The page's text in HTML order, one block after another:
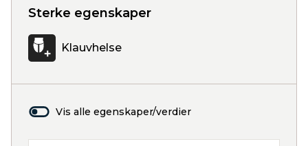
Sterke egenskaper
Klauvhelse
Vis alle egenskaper/verdier